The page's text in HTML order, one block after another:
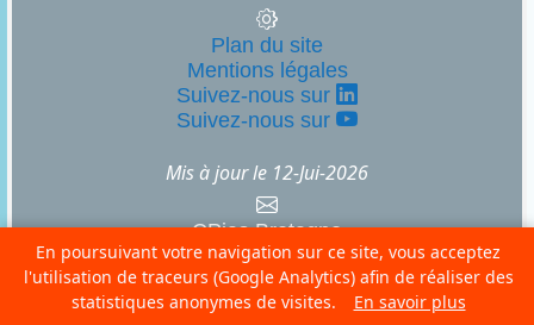
Plan du site
Mentions légales
Suivez-nous sur
Suivez-nous sur
Mis à jour le 12-Jui-2026
CPias Bretagne
CHU Pontchaillou - 2 rue Henri Le Guilloux
35033 Rennes cedex 9
02 99 28 83 03
En poursuivant votre navigation sur ce site, vous acceptez
l'utilisation de traceurs (Google Analytics) afin de réaliser des
statistiques anonymes de visites.
En savoir plus